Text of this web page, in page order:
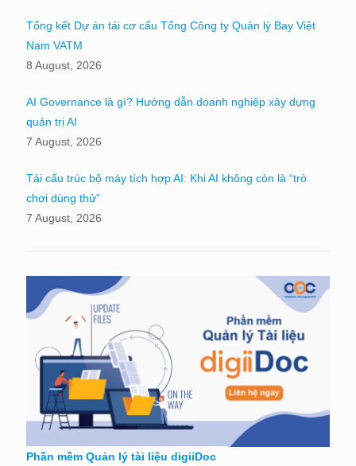
Tổng kết Dự án tái cơ cấu Tổng Công ty Quản lý Bay Việt
Nam VATM
8 August, 2026
AI Governance là gì? Hướng dẫn doanh nghiệp xây dựng
quản trị AI
7 August, 2026
Tái cấu trúc bộ máy tích hợp AI: Khi AI không còn là “trò
chơi dùng thử”
7 August, 2026
Phần mềm Quản lý tài liệu digiiDoc